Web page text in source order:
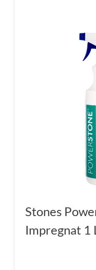
Stones
Impregnat 1 L